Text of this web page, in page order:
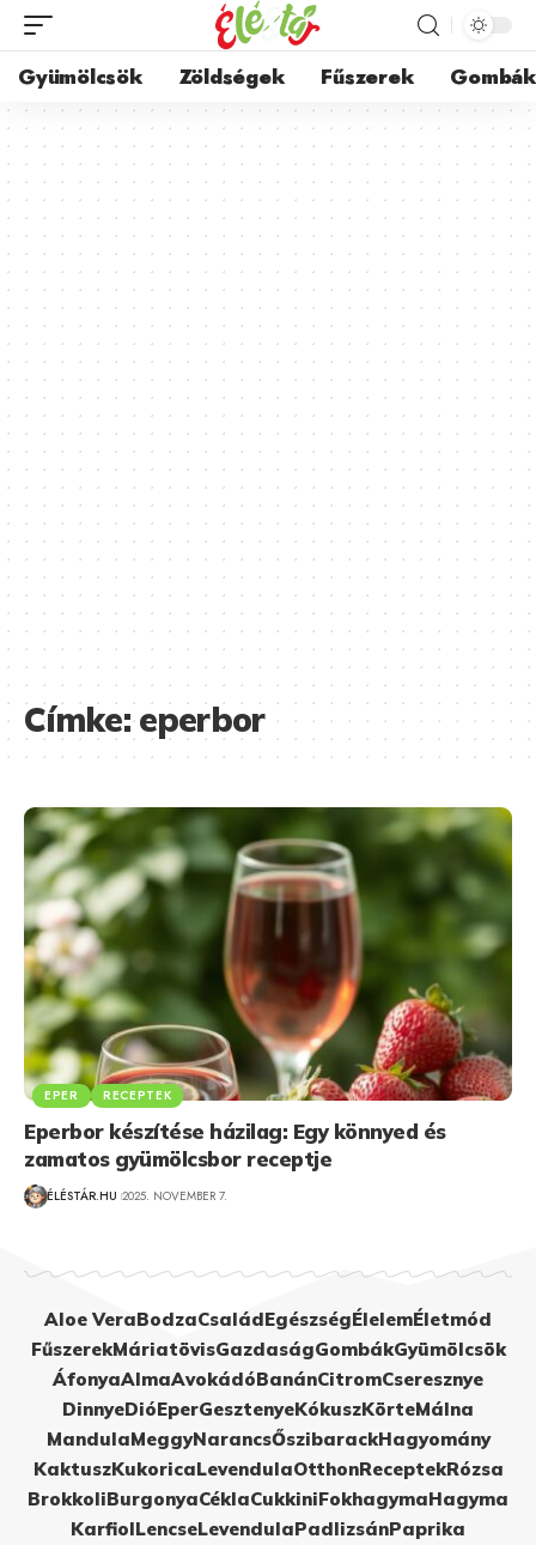
Gyümölcsök Zöldségek Fűszerek Gombák
Címke:eperbor
EPER RECEPTEK
Eperbor készítése házilag: Egy könnyed és
zamatos gyümölcsbor receptje
ÉLÉSTÁR.HU 2025. NOVEMBER 7.
Aloe VeraBodzaCsaládEgészségÉlelemÉletmód
FűszerekMáriatövisGazdaságGombákGyümölcsök
ÁfonyaAlmaAvokádóBanánCitromCseresznye
DinnyeDióEperGesztenyeKókuszKörteMálna
MandulaMeggyNarancsŐszibarackHagyomány
KaktuszKukoricaLevendulaOtthonReceptekRózsa
BrokkoliBurgonyaCéklaCukkiniFokhagymaHagyma
KarfiolLencseLevendulaPadlizsánPaprika